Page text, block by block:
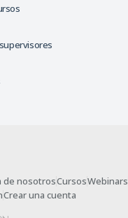
de nosotrosCursosWebinars
Crear una cuenta